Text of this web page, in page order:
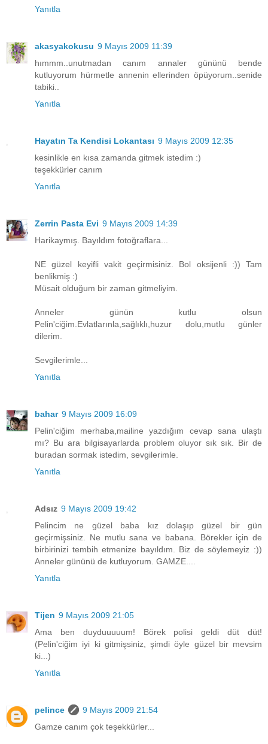
Yanıtla
akasyakokusu 9 Mayıs 2009 11:39
hımmm..unutmadan canım annaler gününü bende
kutluyorum hürmetle annenin ellerinden öpüyorum..senide
tabiki..
Yanıtla
Hayatın Ta Kendisi Lokantası 9 Mayıs 2009 12:35
kesinlikle en kısa zamanda gitmek istedim :)
teşekkürler canım
Yanıtla
Zerrin Pasta Evi 9 Mayıs 2009 14:39
Harikaymış. Bayıldım fotoğraflara...
NE güzel keyifli vakit geçirmisiniz. Bol oksijenli :)) Tam
benlikmiş :)
Müsait olduğum bir zaman gitmeliyim.
Anneler günün kutlu olsun
Pelin'ciğim.Evlatlarınla,sağlıklı,huzur dolu,mutlu günler
dilerim.
Sevgilerimle...
Yanıtla
bahar 9 Mayıs 2009 16:09
Pelin'ciğim merhaba,mailine yazdığım cevap sana ulaştı
mı? Bu ara bilgisayarlarda problem oluyor sık sık. Bir de
buradan sormak istedim, sevgilerimle.
Yanıtla
Adsız 9 Mayıs 2009 19:42
Pelincim ne güzel baba kız dolaşıp güzel bir gün
geçirmişsiniz. Ne mutlu sana ve babana. Börekler için de
birbirinizi tembih etmenize bayıldım. Biz de söylemeyiz :))
Anneler gününü de kutluyorum. GAMZE....
Yanıtla
Tijen 9 Mayıs 2009 21:05
Ama ben duyduuuuum! Börek polisi geldi düt düt!
(Pelin'ciğim iyi ki gitmişsiniz, şimdi öyle güzel bir mevsim
ki...)
Yanıtla
pelince
9 Mayıs 2009 21:54
Gamze canım çok teşekkürler...